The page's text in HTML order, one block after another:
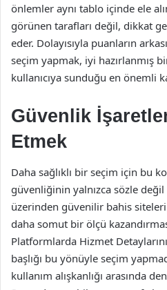
önlemler aynı tablo içinde ele
görünen tarafları değil, dikkat
eder. Dolayısıyla puanların
seçim yapmak, iyi hazırlanmış
kullanıcıya sunduğu en önemli
Güvenlik
Etmek
Daha sağlıklı bir seçim için bu
güvenliğinin yalnızca sözle
üzerinden güvenilir bahis
daha somut bir ölçü
Platformlarda Hizmet
başlığı bu yönüyle seçim
kullanım alışkanlığı arasında